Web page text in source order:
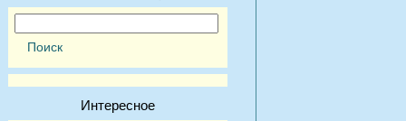
Интересное